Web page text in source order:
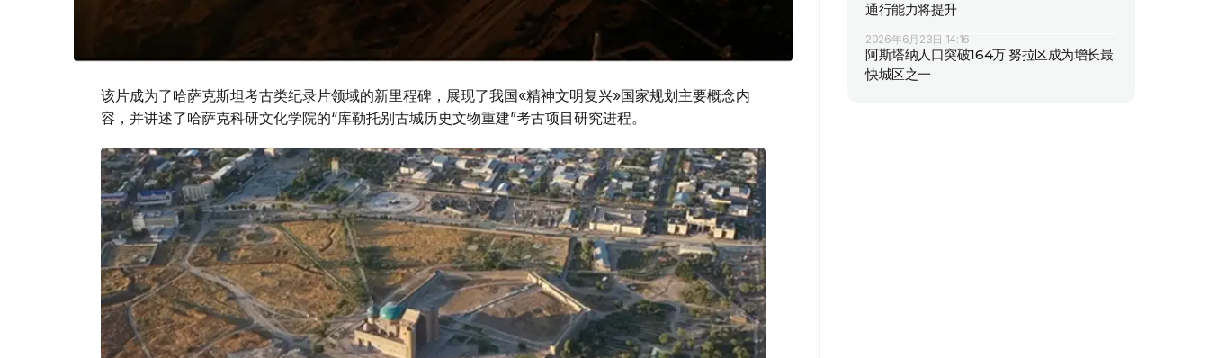
该片成为了哈萨克斯坦考古类纪录片领域的新里程碑，展现了我国«精神文明复兴»国家规划主要概念内
容，并讲述了哈萨克科研文化学院的“库勒托别古城历史文物重建”考古项目研究进程。
通行能力将提升
2026年6月23日 14:16
阿斯塔纳人口突破164万 努拉区成为增长最
快城区之一